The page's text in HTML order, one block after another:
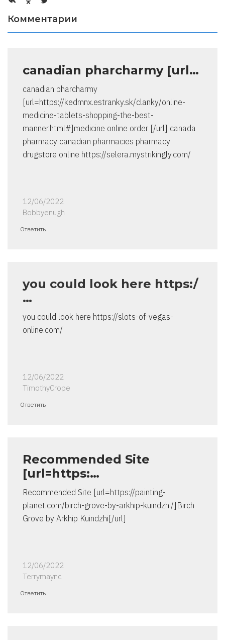
Комментарии
canadian pharcharmy [url…
canadian pharcharmy
[url=https://kedmnx.estranky.sk/clanky/online-
medicine-tablets-shopping-the-best-
manner.html#]medicine online order [/url] canada
pharmacy canadian pharmacies pharmacy
drugstore online https://selera.mystrikingly.com/
12/06/2022
Bobbyenugh
Ответить
you could look here https:/
…
you could look here https://slots-of-vegas-
online.com/
12/06/2022
TimothyCrope
Ответить
Recommended Site
[url=https:…
Recommended Site [url=https://painting-
planet.com/birch-grove-by-arkhip-kuindzhi/]Birch
Grove by Arkhip Kuindzhi[/url]
12/06/2022
Terrymaync
Ответить